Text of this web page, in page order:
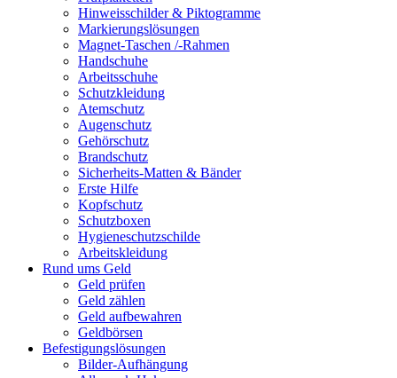
Hinweisschilder & Piktogramme
Markierungslösungen
Magnet-Taschen /-Rahmen
Handschuhe
Arbeitsschuhe
Schutzkleidung
Atemschutz
Augenschutz
Gehörschutz
Brandschutz
Sicherheits-Matten & Bänder
Erste Hilfe
Kopfschutz
Schutzboxen
Hygieneschutzschilde
Arbeitskleidung
Rund ums Geld
Geld prüfen
Geld zählen
Geld aufbewahren
Geldbörsen
Befestigungslösungen
Bilder-Aufhängung